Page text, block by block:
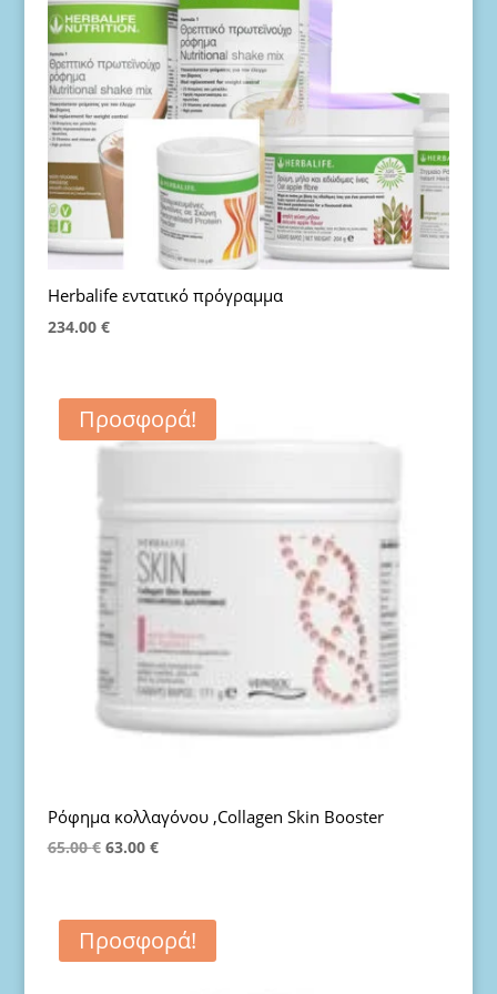
Herbalife εντατικό πρόγραμμα
234.00 €
Προσφορά!
Ρόφημα κολλαγόνου ,Collagen Skin Booster
65.00€ Original
65.00 €.
63.00 €Η
είναι:
63.00 €.
Προσφορά!